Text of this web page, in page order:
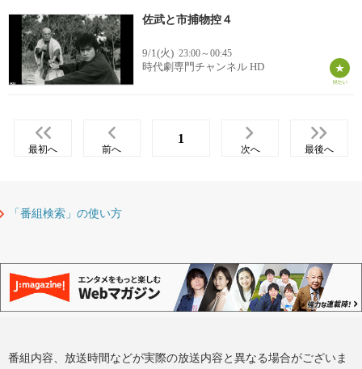
佐武と市捕物控４
9/1(火) 23:00～00:45
時代劇専門チャンネル HD
最初へ 前へ
1
次へ 最後へ
「番組検索」の使い方
番組内容、放送時間などが実際の放送内容と異なる場合がございま